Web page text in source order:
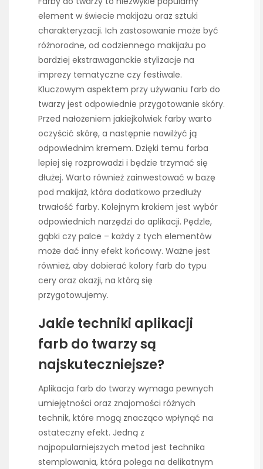
element w świecie makijażu oraz sztuki
charakteryzacji. Ich zastosowanie może być
różnorodne, od codziennego makijażu po
bardziej ekstrawaganckie stylizacje na
imprezy tematyczne czy festiwale.
Kluczowym aspektem przy używaniu farb do
twarzy jest odpowiednie przygotowanie skóry.
Przed nałożeniem jakiejkolwiek farby warto
oczyścić skórę, a następnie nawilżyć ją
odpowiednim kremem. Dzięki temu farba
lepiej się rozprowadzi i będzie trzymać się
dłużej. Warto również zainwestować w bazę
pod makijaż, która dodatkowo przedłuży
trwałość farby. Kolejnym krokiem jest wybór
odpowiednich narzędzi do aplikacji. Pędzle,
gąbki czy palce – każdy z tych elementów
może dać inny efekt końcowy. Ważne jest
również, aby dobierać kolory farb do typu
cery oraz okazji, na którą się
przygotowujemy.
Jakie techniki aplikacji
farb do twarzy są
najskuteczniejsze?
Aplikacja farb do twarzy wymaga pewnych
umiejętności oraz znajomości różnych
technik, które mogą znacząco wpłynąć na
ostateczny efekt. Jedną z
najpopularniejszych metod jest technika
stemplowania, która polega na delikatnym